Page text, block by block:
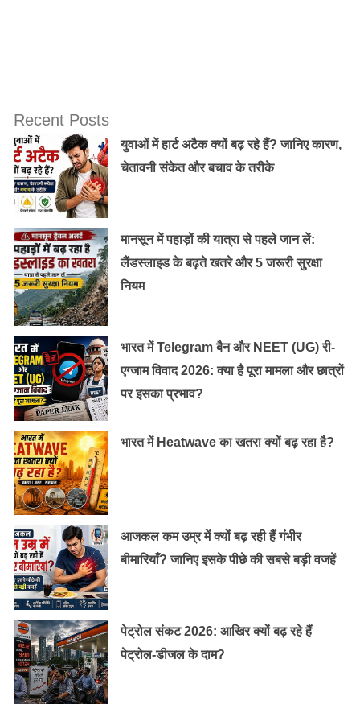
डीटीपी कोर्स से कई ग्राफिक्स और छवि संपादन नौकरियां मिल
सकती हैं। प्रकाशन घरों (समाचार पत्र , कार्ड आदि) में भी डीटीपी
professionals की काफी जरूरत रहती है।
Old Random Post
बैंक में क्लर्क कैसे बने, इसके लिए शैक्षणिक योग्यता क्या
है? पूरी जानकारी पढ़ें …….
पढाई करते हुए कैसे कर रहा है, काम शिक्षा में बदलाव
का… पढ़े
टैली कोर्स –
Tally software एक एकीकृत व्यापार सॉफ्टवेयर तथा वित्तीय
वक्तव्यों, वाउचर एवं taxation आदि व्यापार की जरूरतों के लिए
उपयोग किया जाता है। Tally खुदरा व्यापार (retail ) के लिए एक
विशेष सॉफ्टवेयर है। टैली के चार उप उत्पाद market में उपलब्ध हैं
– Tally ERP 9, Tally developer, Tally server तथा
Shopper 9.
Recent Posts
युवाओं में हार्ट अटैक क्यों बढ़ रहे हैं? जानिए कारण,
चेतावनी संकेत और बचाव के तरीके
मानसून में पहाड़ों की यात्रा से पहले जान लें:
लैंडस्लाइड के बढ़ते खतरे और 5 जरूरी सुरक्षा
नियम
भारत में Telegram बैन और NEET (UG) री-
एग्जाम विवाद 2026: क्या है पूरा मामला और छात्रों
पर इसका प्रभाव?
भारत में Heatwave का खतरा क्यों बढ़ रहा है?
आजकल कम उम्र में क्यों बढ़ रही हैं गंभीर
बीमारियाँ? जानिए इसके पीछे की सबसे बड़ी वजहें
पेट्रोल संकट 2026: आखिर क्यों बढ़ रहे हैं
पेट्रोल-डीजल के दाम?